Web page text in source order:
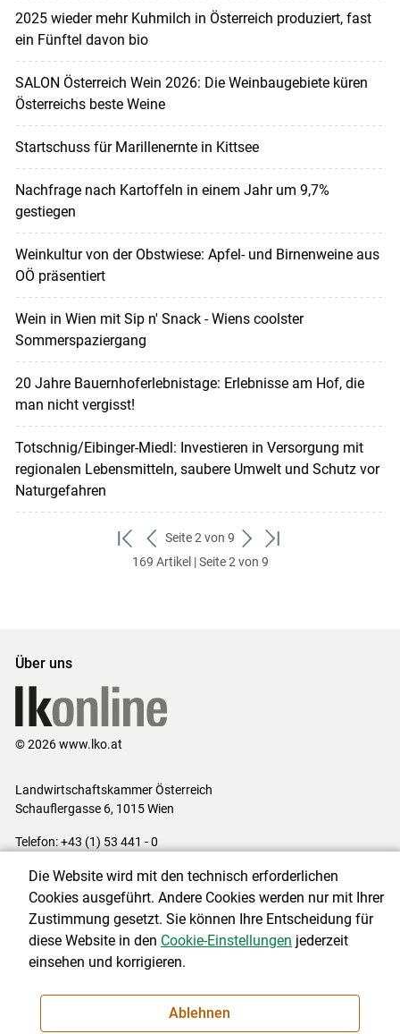
2025 wieder mehr Kuhmilch in Österreich produziert, fast
ein Fünftel davon bio
SALON Österreich Wein 2026: Die Weinbaugebiete küren
Österreichs beste Weine
Startschuss für Marillenernte in Kittsee
Nachfrage nach Kartoffeln in einem Jahr um 9,7%
gestiegen
Weinkultur von der Obstwiese: Apfel- und Birnenweine aus
OÖ präsentiert
Wein in Wien mit Sip n' Snack - Wiens coolster
Sommerspaziergang
20 Jahre Bauernhoferlebnistage: Erlebnisse am Hof, die
man nicht vergisst!
Totschnig/Eibinger-Miedl: Investieren in Versorgung mit
regionalen Lebensmitteln, saubere Umwelt und Schutz vor
Naturgefahren
zum
ersten
zurück
zum
Seite 2 von 9
weiter
zum
zum
169 Artikel | Seite 2 von 9
Über uns
© 2026 www.lko.at
Landwirtschaftskammer Österreich
Schauflergasse 6, 1015 Wien
Telefon:+43 (1) 53 441 - 0
Impressum|Kontakt|Login für Berater|Datenschutzerklärung|
Barrierefreiheit
Cookie-Einstellungen
NEWSLETTER
Die Website wird mit den technisch erforderlichen
Cookies ausgeführt. Andere Cookies werden nur mit Ihrer
Zustimmung gesetzt. Sie können Ihre Entscheidung für
diese Website in den Cookie-Einstellungen jederzeit
einsehen und korrigieren.
Ablehnen